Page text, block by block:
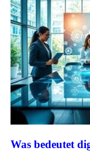
Was bedeutet